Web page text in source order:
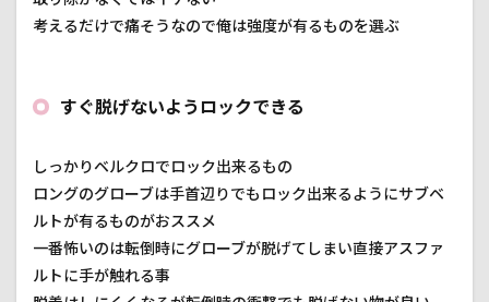
考えるだけで痛そうなので俺は強度が有るものを選ぶ
すぐ脱げないようロックできる
しっかりベルクロでロック出来るもの
ロングのグローブは手首辺りでもロック出来るようにサブベ
ルトが有るものがおススメ
一番怖いのは転倒時にグローブが脱げてしまい直接アスファ
ルトに手が触れる事